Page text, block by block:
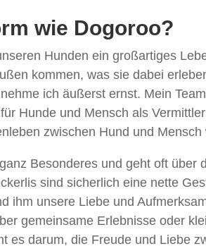
wie Dogoroo?
Hunden ein großartiges
kommen, was sie dabei
ich äußerst ernst. Mein
Hunde und Mensch als
zwischen Hund und Mensch
Besonderes und geht oft über
sind sicherlich eine nette
ihm unsere Liebe und
gemeinsame Erlebnisse oder
es darum, die Freude und Liebe